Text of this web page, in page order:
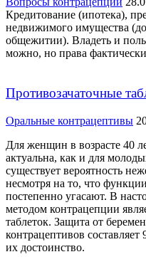
Кредитование (ипотека),
недвижимого имущества
общежитии). Владеть и
можно, но права
Противозачаточные
Оральные контрацептивы
Для женщин в возрасте 40
актуальна, как и для
существует вероятность
несмотря на то, что
постепенно угасают. В
методом контрацепции
таблеток. Защита от
контрацептивов
их достоинство.